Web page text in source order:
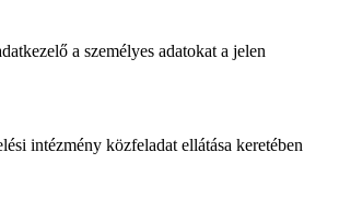
a személyes adatokat a jelen
intézmény közfeladat ellátása keretében